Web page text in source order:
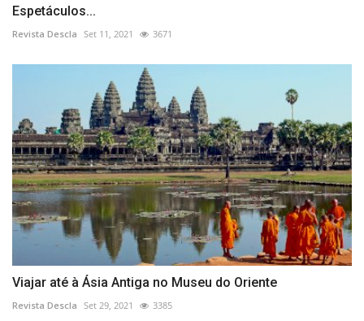
Espetáculos...
Revista Descla Set 11, 2021 3671
Viajar até à Ásia Antiga no Museu do Oriente
Revista Descla Set 29, 2021 3385